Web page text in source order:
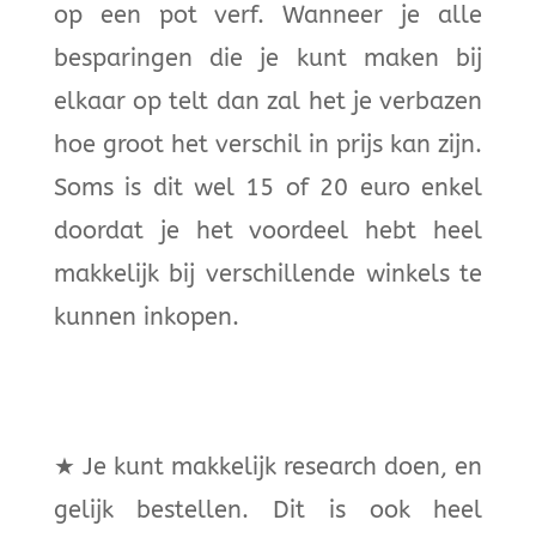
op een pot verf. Wanneer je alle
besparingen die je kunt maken bij
elkaar op telt dan zal het je verbazen
hoe groot het verschil in prijs kan zijn.
Soms is dit wel 15 of 20 euro enkel
doordat je het voordeel hebt heel
makkelijk bij verschillende winkels te
kunnen inkopen.
★ Je kunt makkelijk research doen, en
gelijk bestellen. Dit is ook heel